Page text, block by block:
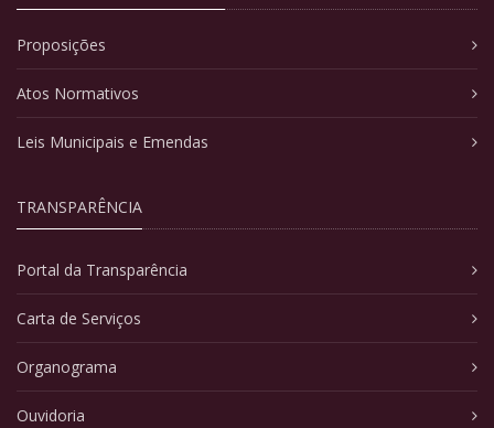
Proposições
Atos Normativos
Leis Municipais e Emendas
TRANSPARÊNCIA
Portal da Transparência
Carta de Serviços
Organograma
Ouvidoria